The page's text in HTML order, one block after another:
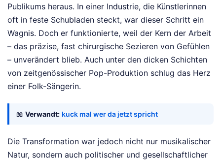
Publikums heraus. In einer Industrie, die Künstlerinnen
oft in feste Schubladen steckt, war dieser Schritt ein
Wagnis. Doch er funktionierte, weil der Kern der Arbeit
– das präzise, fast chirurgische Sezieren von Gefühlen
– unverändert blieb. Auch unter den dicken Schichten
von zeitgenössischer Pop-Produktion schlug das Herz
einer Folk-Sängerin.
📖 Verwandt: kuck mal wer da jetzt spricht
Die Transformation war jedoch nicht nur musikalischer
Natur, sondern auch politischer und gesellschaftlicher